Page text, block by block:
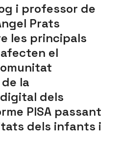
i professor de
Prats
les principals
el
la
dels
PISA passant
dels infants i